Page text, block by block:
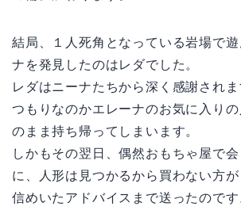
結局、１人死角となっている岩場で
ナを発見したのはレダでした。
レダはニーナたちから深く感謝されま
つもりなのかエレーナのお気に入り
のまま持ち帰ってしまいます。
しかもその翌日、偶然おもちゃ屋で
に、人形は見つかるから買わない方
信めいたアドバイスまで送ったのです